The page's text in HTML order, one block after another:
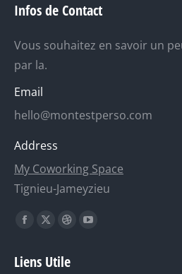
Infos de Contact
Vous souhaitez en savoir un
par la.
Email
hello@montestperso.com
Address
My Coworking Space
Tignieu-Jameyzieu
Trouvez nous sur :
La
Facebook
La
X
La
Dribble
La
Liens Utile